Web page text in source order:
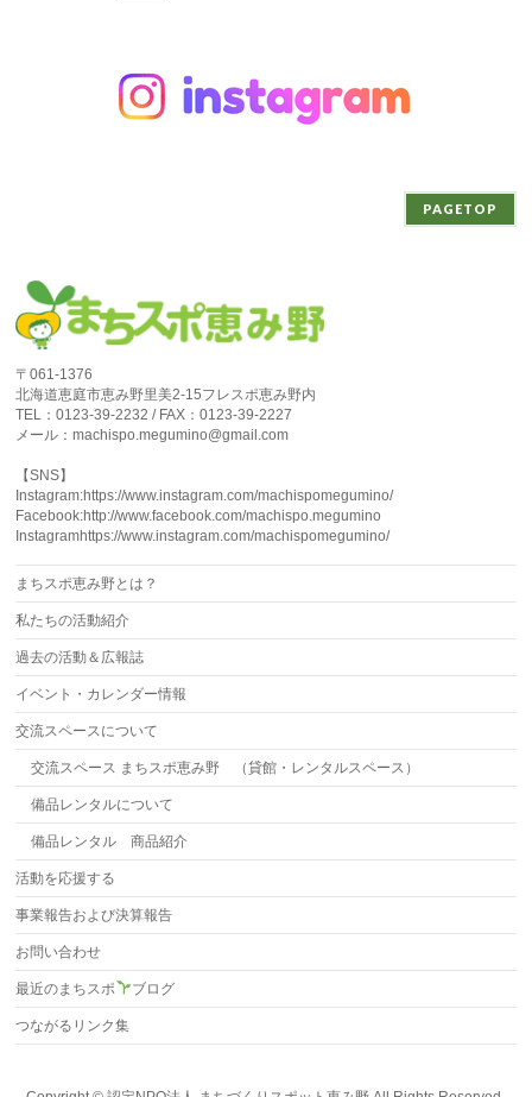
PAGETOP
〒061-1376
北海道恵庭市恵み野里美2-15フレスポ恵み野内
TEL：0123-39-2232 / FAX：0123-39-2227
メール：machispo.megumino@gmail.com
【SNS】
Instagram:https://www.instagram.com/machispomegumino/
Facebook:http://www.facebook.com/machispo.megumino
Instagramhttps://www.instagram.com/machispomegumino/
まちスポ恵み野とは？
私たちの活動紹介
過去の活動＆広報誌
イベント・カレンダー情報
交流スペースについて
交流スペース まちスポ恵み野 （貸館・レンタルスペース）
備品レンタルについて
備品レンタル 商品紹介
活動を応援する
事業報告および決算報告
お問い合わせ
最近のまちスポ ブログ
つながるリンク集